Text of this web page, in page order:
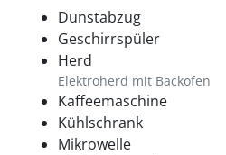
Dunstabzug
Geschirrspüler
Herd
Elektroherd mit Backofen
Kaffeemaschine
Kühlschrank
Mikrowelle